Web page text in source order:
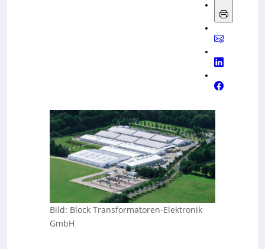
Bild: Block Transformatoren-Elektronik
GmbH